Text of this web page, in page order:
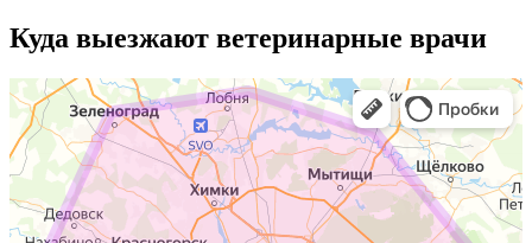
Куда выезжают ветеринарные врачи